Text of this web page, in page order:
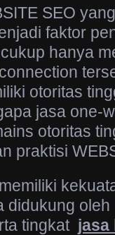
SEO
faktor
hanya
otoritas
jasa one-
otoritas
praktisi
didukung
tingkat jasa